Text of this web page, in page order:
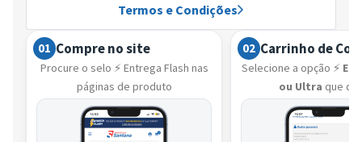
Termos e Condições
01 Compre no site
Procure o selo ⚡ Entrega Flash nas
páginas de produto
02 Carrinho de
Selecione a opção ⚡
ou Ultra que